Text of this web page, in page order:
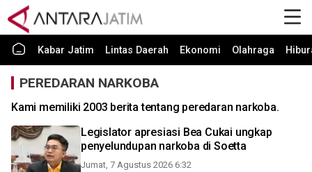
Kabar Jatim Lintas Daerah Ekonomi Olahraga
PEREDARAN NARKOBA
Kami memiliki 2003 berita tentang peredaran narkoba.
Legislator apresiasi Bea Cukai ungkap
penyelundupan narkoba di Soetta
Jumat, 7 Agustus 2026 6:32